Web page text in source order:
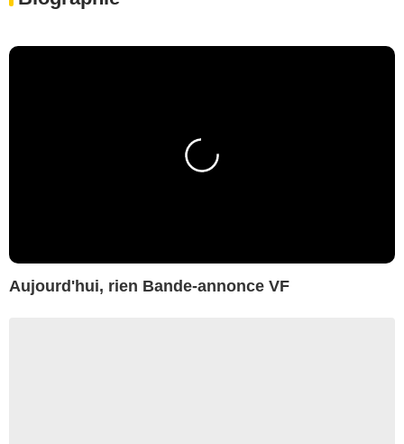
Aujourd'hui, rien Bande-annonce VF